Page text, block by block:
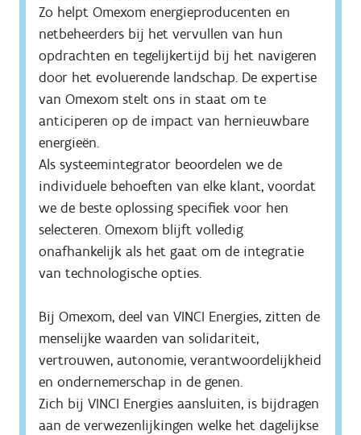
Zo helpt Omexom energieproducenten en
netbeheerders bij het vervullen van hun
opdrachten en tegelijkertijd bij het navigeren
door het evoluerende landschap. De expertise
van Omexom stelt ons in staat om te
anticiperen op de impact van hernieuwbare
energieën.
Als systeemintegrator beoordelen we de
individuele behoeften van elke klant, voordat
we de beste oplossing specifiek voor hen
selecteren. Omexom blijft volledig
onafhankelijk als het gaat om de integratie
van technologische opties.
Bij Omexom, deel van VINCI Energies, zitten de
menselijke waarden van solidariteit,
vertrouwen, autonomie, verantwoordelijkheid
en ondernemerschap in de genen.
Zich bij VINCI Energies aansluiten, is bijdragen
aan de verwezenlijkingen welke het dagelijkse